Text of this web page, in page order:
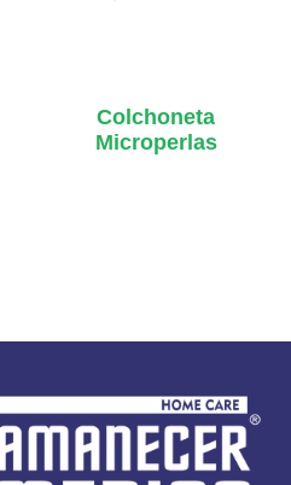
Colchoneta
Microperlas